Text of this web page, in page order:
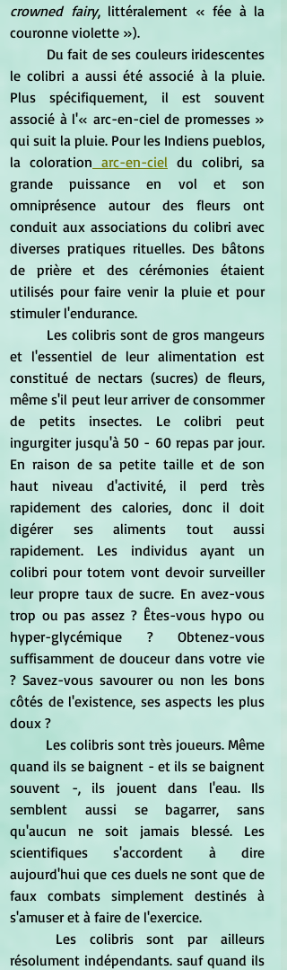
crowned fairy, littéralement « fée à la
couronne violette »).
le colibri a aussi été associé à la pluie.
Plus spécifiquement, il est souvent
associé à l'« arc-en-ciel de promesses »
qui suit la pluie. Pour les Indiens pueblos,
la coloration arc-en-ciel du colibri, sa
grande puissance en vol et son
omniprésence autour des fleurs ont
conduit aux associations du colibri avec
diverses pratiques rituelles. Des bâtons
de prière et des cérémonies étaient
utilisés pour faire venir la pluie et pour
stimuler l'endurance.
et l'essentiel de leur alimentation est
constitué de nectars (sucres) de fleurs,
même s'il peut leur arriver de consommer
de petits insectes. Le colibri peut
ingurgiter jusqu'à 50 - 60 repas par jour.
En raison de sa petite taille et de son
haut niveau d'activité, il perd très
rapidement des calories, donc il doit
digérer ses aliments tout aussi
rapidement. Les individus ayant un
colibri pour totem vont devoir surveiller
leur propre taux de sucre. En avez-vous
trop ou pas assez ? Êtes-vous hypo ou
hyper-glycémique ? Obtenez-vous
suffisamment de douceur dans votre vie
? Savez-vous savourer ou non les bons
côtés de l'existence, ses aspects les plus
doux ?
quand ils se baignent - et ils se baignent
souvent -, ils jouent dans l'eau. Ils
semblent aussi se bagarrer, sans
qu'aucun ne soit jamais blessé. Les
scientifiques s'accordent à dire
aujourd'hui que ces duels ne sont que de
faux combats simplement destinés à
s'amuser et à faire de l'exercice.
résolument indépendants. sauf quand ils